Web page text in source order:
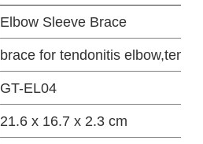
Elbow Sleeve Brace
brace for tendonitis
GT-EL04
21.6 x 16.7 x 2.3 cm